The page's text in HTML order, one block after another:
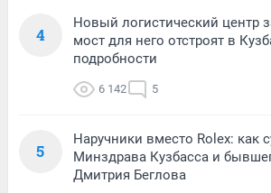
4
Новый логистический центр
мост для него отстроят в
подробности
6 142 5
5
Наручники вместо Rolex: как
Минздрава Кузбасса и
Дмитрия Беглова